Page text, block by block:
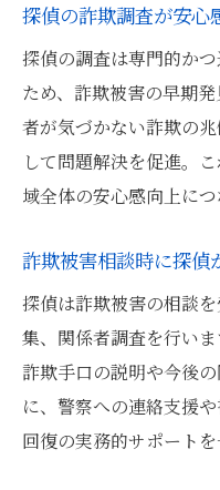
探偵の詐欺調査が安心
探偵の調査は専門的か
ため、詐欺被害の早期
者が気づかない詐欺の
して問題解決を促進。
域全体の安心感向上につ
詐欺被害相談時に探偵
探偵は詐欺被害の相談
集、関係者調査を行い
詐欺手口の説明や今後
に、警察への連絡支援
回復の実務的サポートを